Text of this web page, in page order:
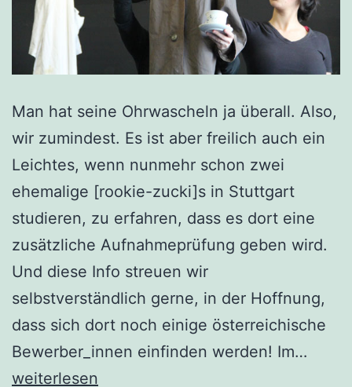
Man hat seine Ohrwascheln ja überall. Also,
wir zumindest. Es ist aber freilich auch ein
Leichtes, wenn nunmehr schon zwei
ehemalige [rookie-zucki]s in Stuttgart
studieren, zu erfahren, dass es dort eine
zusätzliche Aufnahmeprüfung geben wird.
Und diese Info streuen wir
selbstverständlich gerne, in der Hoffnung,
dass sich dort noch einige österreichische
Bewerber_innen einfinden werden! Im…
weiterlesen